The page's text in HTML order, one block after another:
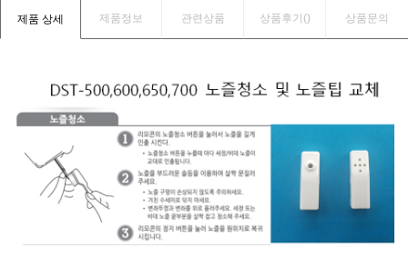
제품 상세 제품정보 관련상품 상품후기() 상품문의